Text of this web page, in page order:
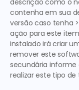
descrição como o
contenha em sua
versão caso tenha
ação para este
instalado irá criar
remover este
secundária
realizar este tipo